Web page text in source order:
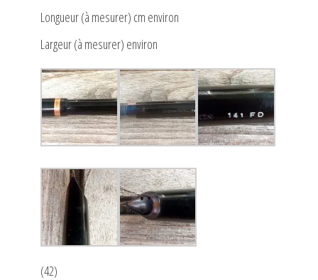
Longueur (à mesurer) cm environ
Largeur (à mesurer) environ
(42)